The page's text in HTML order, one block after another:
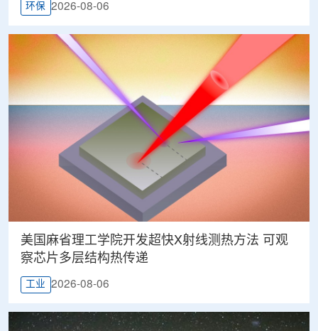
环保 2026-08-06
美国麻省理工学院开发超快X射线测热方法 可观
察芯片多层结构热传递
工业 2026-08-06